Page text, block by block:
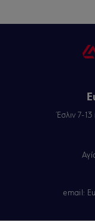
Έσλιν 7-
email: